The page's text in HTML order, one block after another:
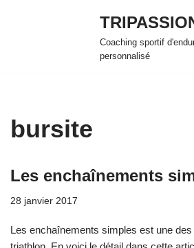
Coaching sportif
personnalisé
bursite
Les enchaînements
28 janvier 2017
Les enchaînements simples est une